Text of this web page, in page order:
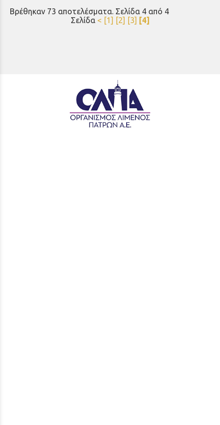
Βρέθηκαν 73 αποτελέσματα. Σελίδα 4 από 4
Σελίδα < [1] [2] [3] [4]